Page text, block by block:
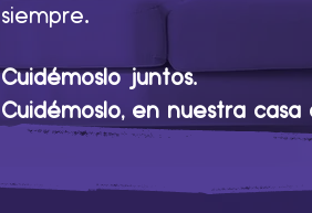
siempre.
Cuidémoslo juntos.
Cuidémoslo, en nuestra